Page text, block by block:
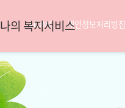
HOME 개인정보처리방침
나의 복지서비스